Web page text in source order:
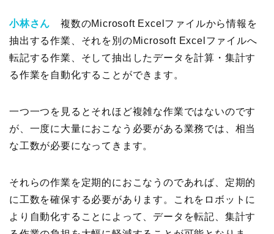
小林さん 複数のMicrosoft Excelファイルから情報を
抽出する作業、それを別のMicrosoft Excelファイルへ
転記する作業、そして抽出したデータを計算・集計す
る作業を自動化することができます。
一つ一つを見るとそれほど複雑な作業ではないのです
が、一度に大量におこなう必要がある業務では、相当
な工数が必要になってきます。
それらの作業を定期的におこなうのであれば、定期的
に工数を確保する必要があります。これをロボットに
より自動化することによって、データを転記、集計す